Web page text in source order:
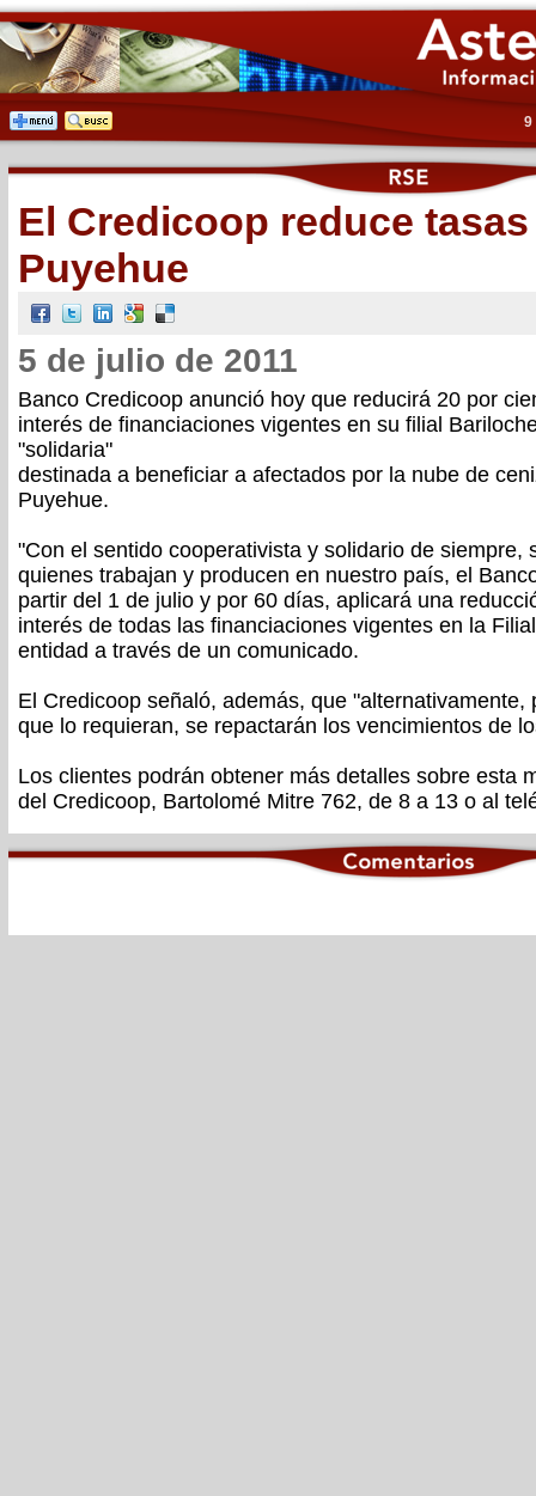
9
El Credicoop reduce
Puyehue
5 de julio de 2011
Banco Credicoop anunció hoy que reducirá 20 por
interés de financiaciones vigentes en su filial
"solidaria"
destinada a beneficiar a afectados por la nube de
Puyehue.
"Con el sentido cooperativista y solidario de siempre,
quienes trabajan y producen en nuestro país, el
partir del 1 de julio y por 60 días, aplicará una
interés de todas las financiaciones vigentes en la
entidad a través de un comunicado.
El Credicoop señaló, además, que "alternativamente,
que lo requieran, se repactarán los vencimientos de
Los clientes podrán obtener más detalles sobre esta
del Credicoop, Bartolomé Mitre 762, de 8 a 13 o al